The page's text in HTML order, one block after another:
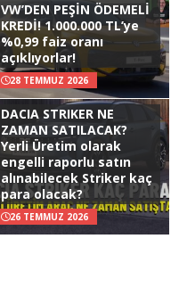
VW’DEN PEŞİN ÖDEMELİ
KREDİ! 1.000.000 TL’ye
%0,99 faiz oranı
açıklıyorlar!
28 TEMMUZ 2026
DACIA STRIKER NE
ZAMAN SATILACAK?
Yerli Üretim olarak
engelli raporlu satın
alınabilecek Striker kaç
para olacak?
26 TEMMUZ 2026